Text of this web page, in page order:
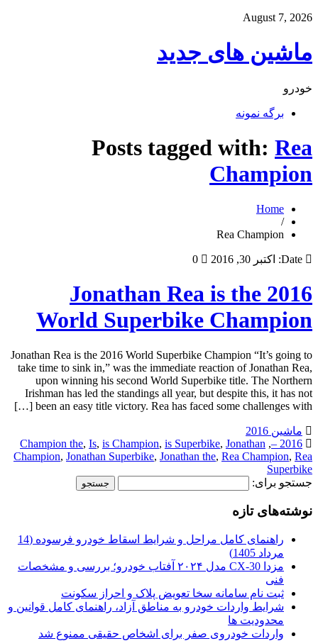
August 7, 2026
ماشین های جدید
خودرو
برگه نمونه
Posts tagged with: Rea
Champion
Home
/
Rea Champion
Date: اکتبر 30, 2016 0
Jonathan Rea is the 2016
World Superbike Champion
Jonathan Rea is the 2016 World Superbike Champion “It’s going to
take time to sink in,” was the immediate reaction of Jonathan Rea,
upon winning his second World Superbike title. The Northern
Irishman has led the standings all year, but despite this, it has not
been an easy title victory. Rea has faced some challenges with […]
ماشین 2016
2016 –
,
Champion the, Is, is Champion, is Superbike, Jonathan
Champion, Jonathan Superbike, Jonathan the, Rea Champion, Rea
Superbike
جستجو برای:
نوشته‌های تازه
راهنمای کامل مراحل و شرایط اسقاط خودرو فرسوده (14
مرداد 1405)
مزدا CX-30 مدل ۲۰۲۴ آفتاب خودرو؛ بررسی و مشخصات
فنی
ثبت نام سامانه سخا تعویض پلاک و احراز سکونت
شرایط واردات خودرو به مناطق آزاد، راهنمای کامل قوانین و
محدودیت ها
واردات خودروی صفر برای اشخاص حقیقی ممنوع شد